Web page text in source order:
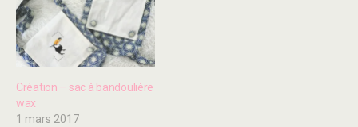
Création – sac à bandoulière
wax
1 mars 2017